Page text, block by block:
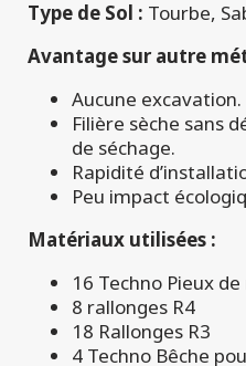
Type de Sol : Tourbe,
Avantage sur autre
Aucune excavation.
Filière sèche sans
de séchage.
Rapidité
Peu impact
Matériaux utilisées :
16 Techno Pieux
8 rallonges R4
18 Rallonges R3
4 Techno Bêche